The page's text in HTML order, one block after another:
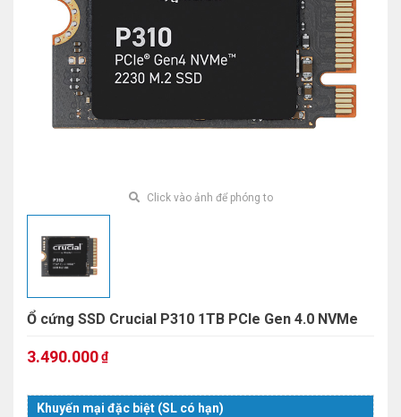
Click vào ảnh để phóng to
Ổ cứng SSD Crucial P310 1TB PCIe Gen 4.0 NVMe
3.490.000₫
Khuyến mại đặc biệt (SL có hạn)